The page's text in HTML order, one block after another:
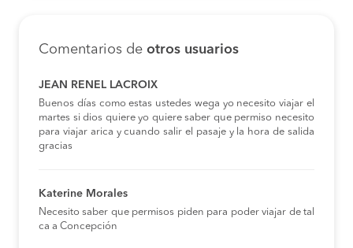
Comentarios de otros usuarios
JEAN RENEL LACROIX
Buenos días como estas ustedes wega yo necesito viajar el
martes si dios quiere yo quiere saber que permiso necesito
para viajar arica y cuando salir el pasaje y la hora de salida
gracias
Katerine Morales
Necesito saber que permisos piden para poder viajar de tal
ca a Concepción